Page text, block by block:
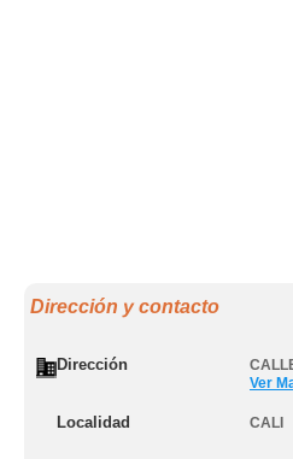
Dirección y contacto
Dirección
Ver
Localidad CALI